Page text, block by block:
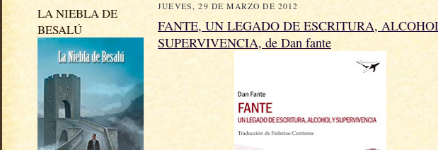
LA NIEBLA DE
BESALÚ
JUEVES, 29 DE MARZO DE 2012
FANTE, UN LEGADO DE ESCRITURA,
SUPERVIVENCIA, de Dan fante